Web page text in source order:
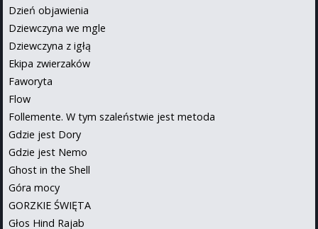
Dzień objawienia
Dziewczyna we mgle
Dziewczyna z igłą
Ekipa zwierzaków
Faworyta
Flow
Follemente. W tym szaleństwie jest metoda
Gdzie jest Dory
Gdzie jest Nemo
Ghost in the Shell
Góra mocy
GORZKIE ŚWIĘTA
Głos Hind Rajab